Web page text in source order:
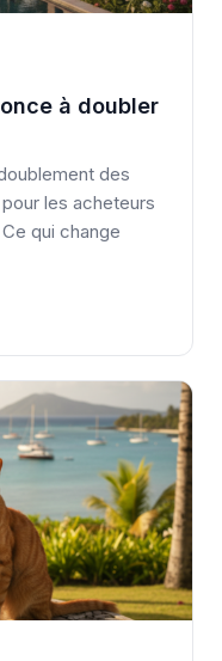
à doubler
des
les acheteurs
qui change